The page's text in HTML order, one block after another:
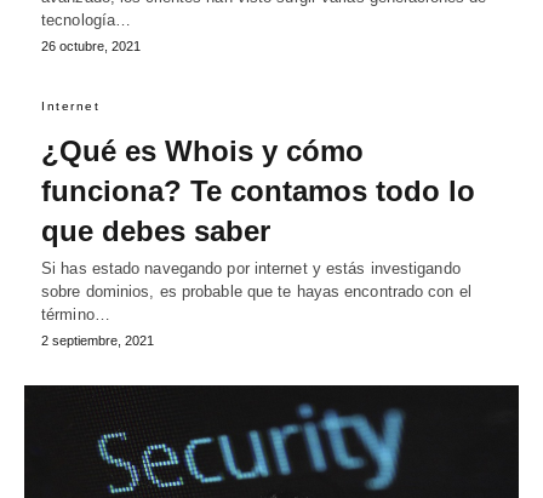
tecnología…
26 octubre, 2021
Internet
¿Qué es Whois y cómo
funciona? Te contamos todo lo
que debes saber
Si has estado navegando por internet y estás investigando
sobre dominios, es probable que te hayas encontrado con el
término…
2 septiembre, 2021